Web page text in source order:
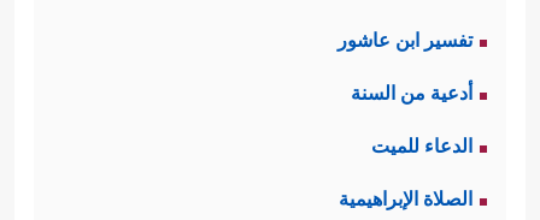
تفسير ابن عاشور
أدعية من السنة
الدعاء للميت
الصلاة الإبراهيمية